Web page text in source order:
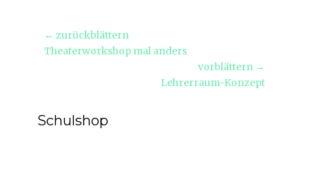
Beitragsnavigation
← zurückblättern
Vorheriger
Theaterworkshop mal anders
vorblättern →
Lehrerraum-Konzept
Schulshop